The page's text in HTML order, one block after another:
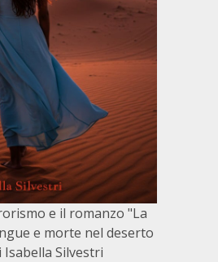
e il romanzo "La
e morte nel deserto
Isabella Silvestri